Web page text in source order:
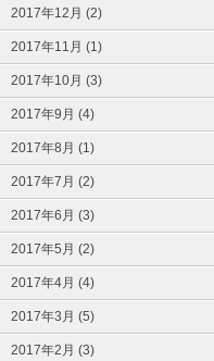
2017年12月 (2)
2017年11月 (1)
2017年10月 (3)
2017年9月 (4)
2017年8月 (1)
2017年7月 (2)
2017年6月 (3)
2017年5月 (2)
2017年4月 (4)
2017年3月 (5)
2017年2月 (3)